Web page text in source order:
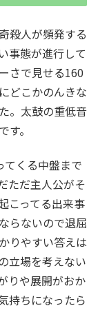
殺人が頻発する
事態が進行して
さで見せる160
どこかのんきな
。太鼓の重低音
す。
くる中盤まで
ただ主人公がそ
こってる出来事
らないので退屈
りやすい答えは
立場を考えない
りや展開がおか
持ちになったら